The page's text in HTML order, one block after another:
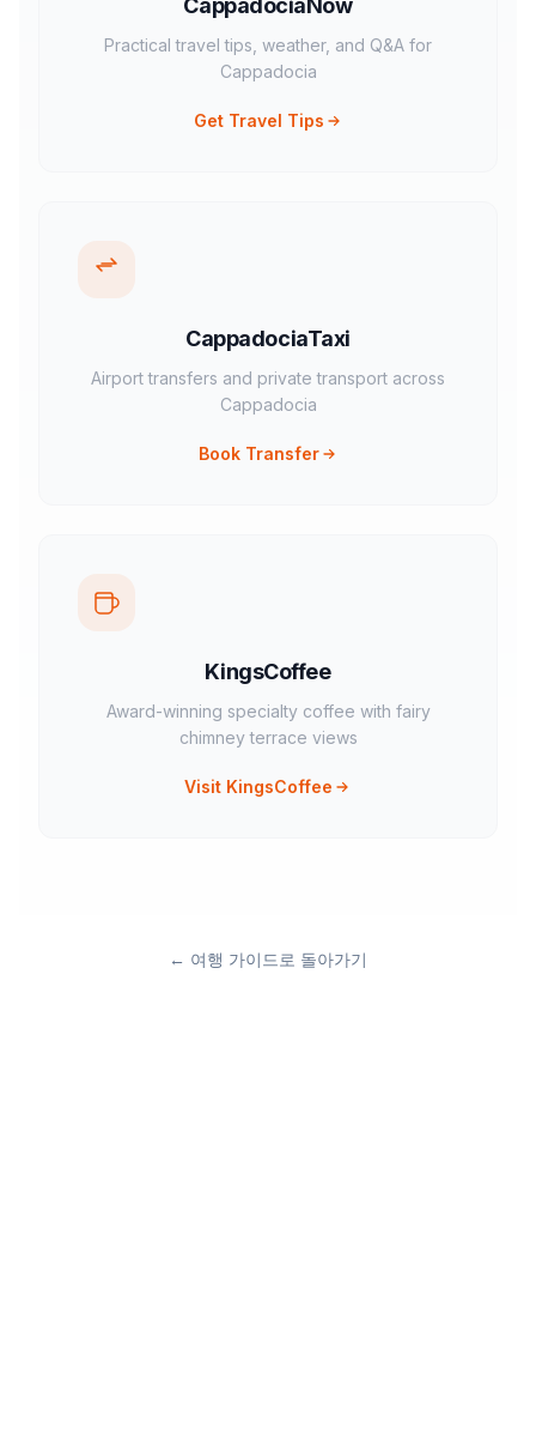
CappadociaNow
Practical travel tips, weather, and Q&A for
Cappadocia
Get Travel Tips
CappadociaTaxi
Airport transfers and private transport across
Cappadocia
Book Transfer
KingsCoffee
Award-winning specialty coffee with fairy
chimney terrace views
Visit KingsCoffee
← 여행 가이드로 돌아가기